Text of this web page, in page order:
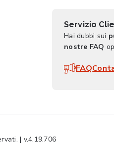
Servizio
Hai dubbi sui
nostre FAQ
FAQ
| v.4.19.706